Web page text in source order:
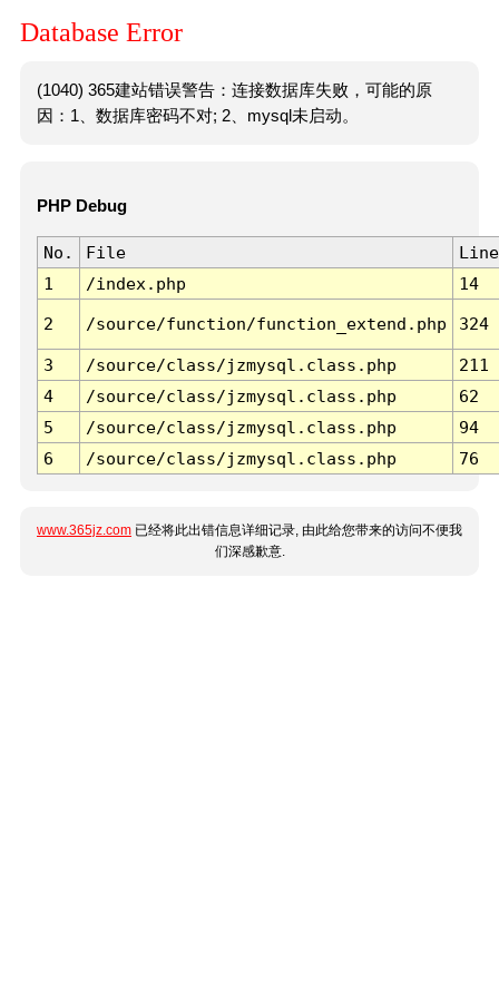
Database Error
(1040) 365建站错误警告：连接数据库失败，可能的原
因：1、数据库密码不对; 2、mysql未启动。
PHP Debug
No. File
Line
1
/index.php 14
2 /source/function/function_extend.php 324
3 /source/class/jzmysql.class.php
211
4
/source/class/jzmysql.class.php
62
5
/source/class/jzmysql.class.php
94
6
/source/class/jzmysql.class.php 76
www.365jz.com 已经将此出错信息详细记录, 由此给您带来的访问不便我
们深感歉意.